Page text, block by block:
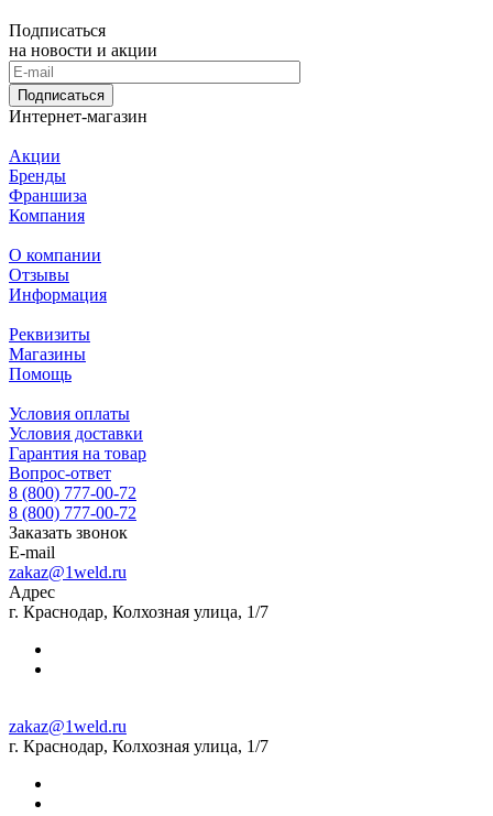
Подписаться
на новости и акции
Подписаться
Интернет-магазин
Акции
Бренды
Франшиза
Компания
О компании
Отзывы
Информация
Реквизиты
Магазины
Помощь
Условия оплаты
Условия доставки
Гарантия на товар
Вопрос-ответ
8 (800) 777-00-72
8 (800) 777-00-72
Заказать звонок
E-mail
zakaz@1weld.ru
Адрес
г. Краснодар, Колхозная улица, 1/7
zakaz@1weld.ru
г. Краснодар, Колхозная улица, 1/7